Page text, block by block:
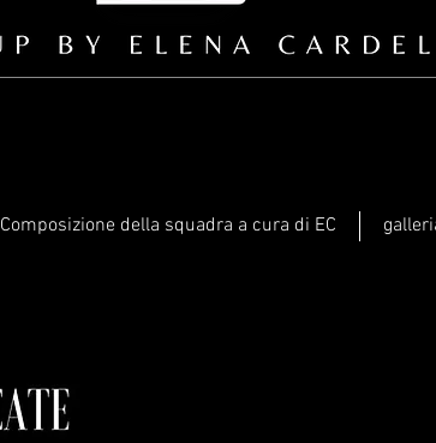
Composizione della squadra a cura di EC